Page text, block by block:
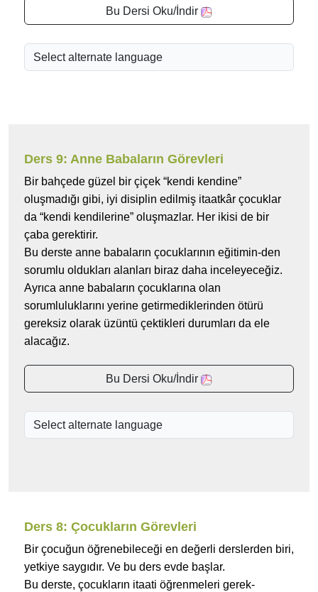
Bu Dersi Oku/İndir
Ders 9: Anne Babaların Görevleri
Bir bahçede güzel bir çiçek “kendi kendine”
oluşmadığı gibi, iyi disiplin edilmiş itaatkâr çocuklar
da “kendi kendilerine” oluşmazlar. Her ikisi de bir
çaba gerektirir.
Bu derste anne babaların çocuklarının eğitimin-den
sorumlu oldukları alanları biraz daha inceleyeceğiz.
Ayrıca anne babaların çocuklarına olan
sorumluluklarını yerine getirmediklerinden ötürü
gereksiz olarak üzüntü çektikleri durumları da ele
alacağız.
Bu Dersi Oku/İndir
Ders 8: Çocukların Görevleri
Bir çocuğun öğrenebileceği en değerli derslerden biri,
yetkiye saygıdır. Ve bu ders evde başlar.
Bu derste, çocukların itaati öğrenmeleri gerek-